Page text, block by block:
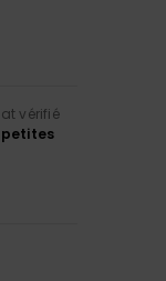
vérifié
petites